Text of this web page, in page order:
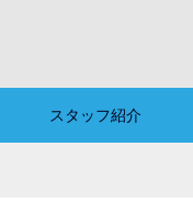
スタッフ紹介